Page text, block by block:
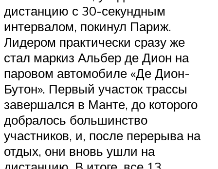
дистанцию с 30-секундным
интервалом, покинул Париж.
Лидером практически сразу же
стал маркиз Альбер де Дион на
паровом автомобиле «Де Дион-
Бутон». Первый участок трассы
завершался в Манте, до которого
добралось большинство
участников, и, после перерыва на
отдых, они вновь ушли на